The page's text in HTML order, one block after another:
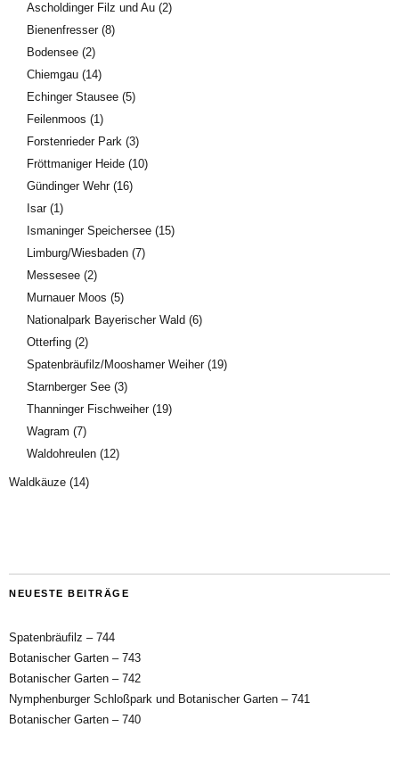
Ascholdinger Filz und Au (2)
Bienenfresser(8)
Bodensee (2)
Chiemgau (14)
Echinger Stausee (5)
Feilenmoos (1)
Forstenrieder Park (3)
Fröttmaniger Heide (10)
Gündinger Wehr(16)
Isar(1)
Ismaninger Speichersee (15)
Limburg/Wiesbaden (7)
Messesee (2)
Murnauer Moos (5)
Nationalpark Bayerischer Wald (6)
Otterfing (2)
Spatenbräufilz/Mooshamer Weiher(19)
Starnberger See (3)
Thanninger Fischweiher(19)
Wagram (7)
Waldohreulen (12)
Waldkäuze (14)
NEUESTE BEITRÄGE
Spatenbräufilz – 744
Botanischer Garten – 743
Botanischer Garten – 742
Nymphenburger Schloßpark und Botanischer Garten – 741
Botanischer Garten – 740